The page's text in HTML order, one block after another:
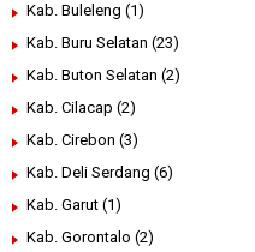
Kab. Buleleng (1)
Kab. Buru Selatan (23)
Kab. Buton Selatan (2)
Kab. Cilacap (2)
Kab. Cirebon (3)
Kab. Deli Serdang (6)
Kab. Garut (1)
Kab. Gorontalo (2)